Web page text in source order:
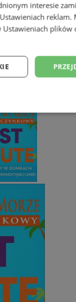
- Tychy
nowe
interesie
Ustawieniach reklam.
Ustawieniach plików
z podstawowych
kontem. Bez
internetowej.